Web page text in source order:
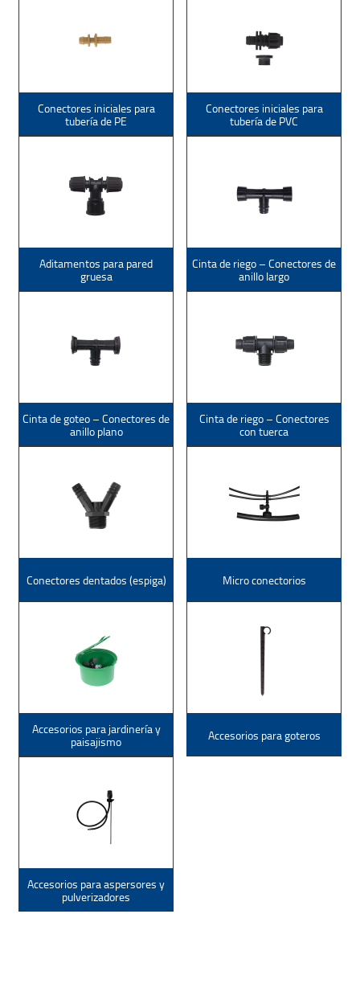
Conectores iniciales para
tubería de PE
Conectores iniciales para
tubería de PVC
Aditamentos para pared
gruesa
Cinta de riego – Conectores de
anillo largo
Cinta de goteo – Conectores de
anillo plano
Cinta de riego – Conectores
con tuerca
Conectores dentados (espiga) Micro conectorios
Accesorios para jardinería y
paisajismo
Accesorios para goteros
Accesorios para aspersores y
pulverizadores